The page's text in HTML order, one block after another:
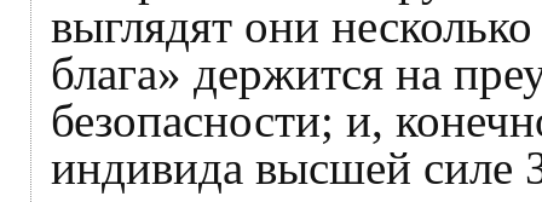
выглядят они
блага» держится на
безопасности; и,
индивида высшей силе